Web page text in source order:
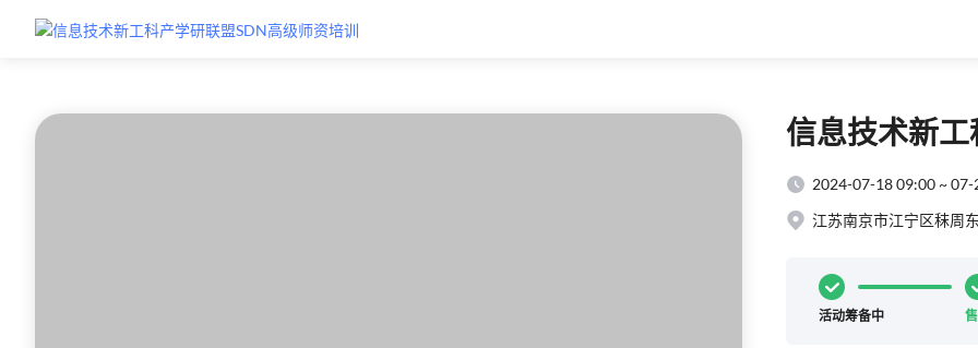
信息技术新工
2024-07-18 09:00 ~
江苏南京市江宁区秣周
活动筹备中